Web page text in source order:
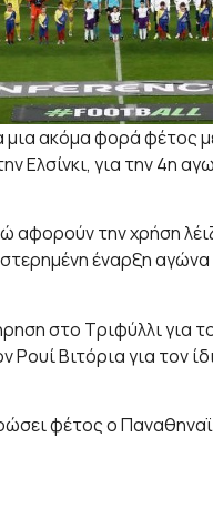
ακόμα φορά φέτος
Ελσίνκι, για την 4η
αφορούν την χρήση
έναρξη
στο Τριφύλλι για
Βιτόρια για τον
φέτος ο